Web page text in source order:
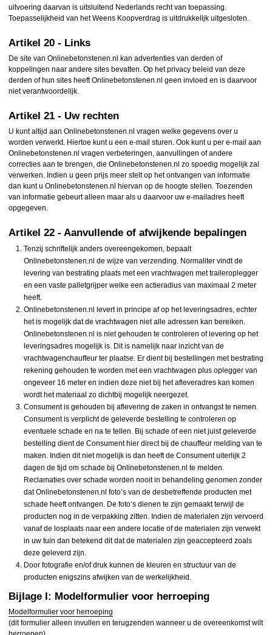
uitvoering daarvan is uitsluitend Nederlands recht van toepassing.
Toepasselijkheid van het Weens Koopverdrag is uitdrukkelijk uitgesloten.
Artikel 20 - Links
De site van Onlinebetonstenen.nl kan advertenties van derden of
koppelingen naar andere sites bevatten. Op het privacy beleid van deze
derden of hun sites heeft Onlinebetonstenen.nl geen invloed en is daarvoor
niet verantwoordelijk.
Artikel 21 - Uw rechten
U kunt altijd aan Onlinebetonstenen.nl vragen welke gegevens over u
worden verwerkt. Hiertoe kunt u een e-mail sturen. Ook kunt u per e-mail aan
Onlinebetonstenen.nl vragen verbeteringen, aanvullingen of andere
correcties aan te brengen, die Onlinebetonstenen.nl zo spoedig mogelijk zal
verwerken. Indien u geen prijs meer stelt op het ontvangen van informatie
dan kunt u Onlinebetonstenen.nl hiervan op de hoogte stellen. Toezenden
van informatie gebeurt alleen maar als u daarvoor uw e-mailadres heeft
opgegeven.
Artikel 22 - Aanvullende of afwijkende bepalingen
Tenzij schriftelijk anders overeengekomen, bepaalt
Onlinebetonstenen.nl de wijze van verzending. Normaliter vindt de
levering van bestrating plaats met een vrachtwagen met traileroplegger
en een vaste palletgrijper welke een actieradius van maximaal 2 meter
heeft.
Onlinebetonstenen.nl levert in principe af op het leveringsadres, echter
het is mogelijk dat de vrachtwagen niet alle adressen kan bereiken.
Onlinebetonstenen.nl is niet gehouden te controleren of levering op het
leveringsadres mogelijk is. Dit is namelijk naar inzicht van de
vrachtwagenchauffeur ter plaatse. Er dient bij bestellingen met bestrating
rekening gehouden te worden met een vrachtwagen plus oplegger van
ongeveer 16 meter en indien deze niet bij het afleveradres kan komen
wordt het materiaal zo dichtbij mogelijk neergezet.
Consument is gehouden bij aflevering de zaken in ontvangst te nemen.
Consument is verplicht de geleverde bestelling te controleren op
eventuele schade en na te tellen. Bij schade of een niet juist geleverde
bestelling dient de Consument hier direct bij de chauffeur melding van te
maken. Indien dit niet mogelijk is dan heeft de Consument uiterlijk 2
dagen de tijd om schade bij Onlinebetonstenen.nl te melden.
Reclamaties over schade worden nooit in behandeling genomen zonder
dat Onlinebetonstenen.nl foto’s van de desbetreffende producten met
schade heeft ontvangen. De foto’s dienen te zijn gemaakt terwijl de
producten nog in de verpakking zitten. Indien de materialen zijn vervoerd
vanaf de losplaats naar een andere locatie of de materialen zijn verwekt
in uw tuin dan betekend dit dat de materialen zijn geaccepteerd zoals
deze geleverd zijn.
Door fotografie en/of druk kunnen de kleuren en structuur van de
producten enigszins afwijken van de werkelijkheid.
Bijlage I: Modelformulier voor herroeping
Modelformulier voor herroeping
(dit formulier alleen invullen en terugzenden wanneer u de overeenkomst wilt